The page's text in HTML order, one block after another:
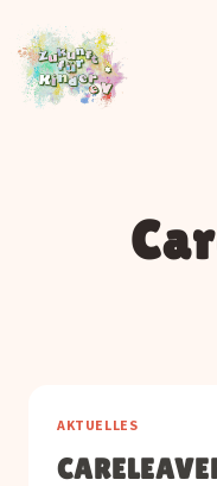
Inhalt
springen
AKTUELLES